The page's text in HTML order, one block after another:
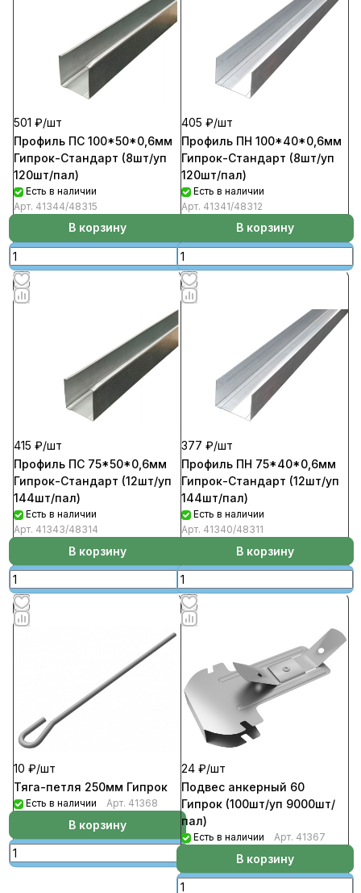
501 ₽/шт
Профиль ПС 100*50*0,6мм
Гипрок-Стандарт (8шт/уп
120шт/пал)
Есть в наличии
Арт. 41344/48315
В корзину
405 ₽/шт
Профиль ПН 100*40*0,6мм
Гипрок-Стандарт (8шт/уп
120шт/пал)
Есть в наличии
Арт. 41341/48312
В корзину
415 ₽/шт
Профиль ПС 75*50*0,6мм
Гипрок-Стандарт (12шт/уп
144шт/пал)
Есть в наличии
Арт. 41343/48314
В корзину
377 ₽/шт
Профиль ПН 75*40*0,6мм
Гипрок-Стандарт (12шт/уп
144шт/пал)
Есть в наличии
Арт. 41340/48311
В корзину
10 ₽/шт
Тяга-петля 250мм Гипрок
Есть в наличии Арт. 41368
В корзину
24 ₽/шт
Подвес анкерный 60
Гипрок (100шт/уп 9000шт/
пал)
Есть в наличии Арт. 41367
В корзину